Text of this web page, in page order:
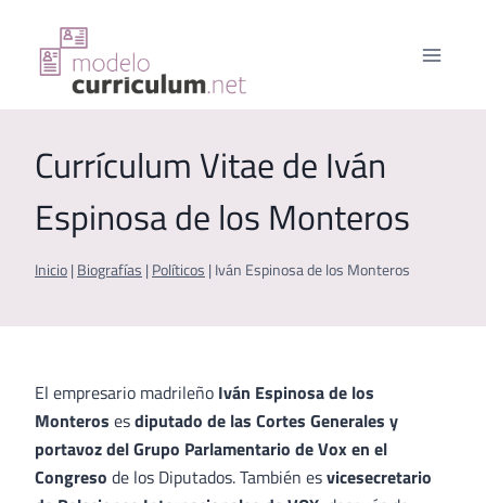
contenido
Currículum Vitae de Iván
Espinosa de los Monteros
Inicio | Biografías | Políticos | Iván Espinosa de los Monteros
El empresario madrileño Iván Espinosa de los
Monteros esdiputado de las Cortes Generales y
portavoz del Grupo Parlamentario de Vox en el
Congreso de los Diputados. También esvicesecretario